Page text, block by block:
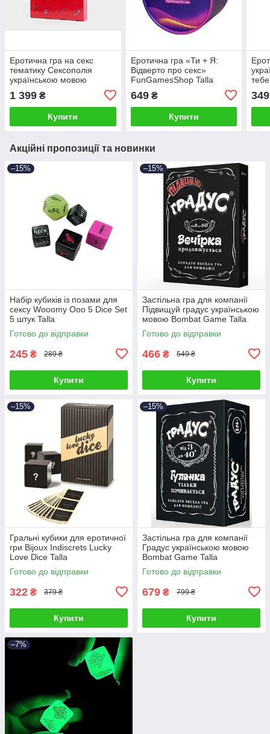
Еротична гра на секс
тематику Сексополія
українською мовою
1 399 ₴
Купити
Еротична гра «Ти + Я:
Відверто про секс»
FunGamesShop Talla
649₴
Купити
349
Акційні пропозиції та новинки
–15%
Набір кубиків із позами для
сексу Wooomy Ooo 5 Dice Set
5 штук Talla
Готово до відправки
245 ₴ 289 ₴
Купити
–15%
Застільна гра для компанії
Підвищуй градус українською
мовою Bombat Game Talla
Готово до відправки
466 ₴ 549 ₴
Купити
–15%
Гральні кубики для еротичної
гри Bijoux Indiscrets Lucky
Love Dice Talla
Готово до відправки
322 ₴ 379 ₴
Купити
–15%
Застільна гра для компанії
Градус українською мовою
Bombat Game Talla
Готово до відправки
679 ₴ 799 ₴
Купити
–7%